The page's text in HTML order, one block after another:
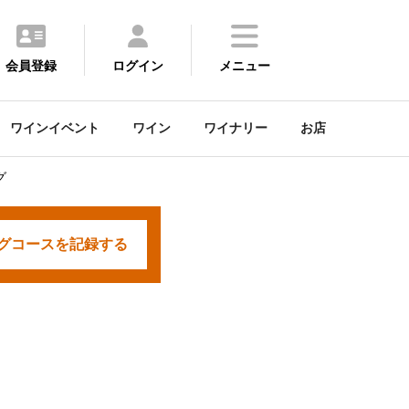
会員登録 ログイン メニュー
ワインイベント ワイン ワイナリー お店
コースを記録する